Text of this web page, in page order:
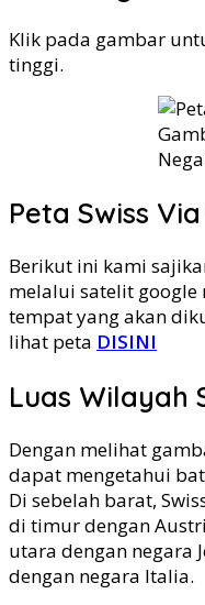
Klik pada gambar
tinggi.
Peta Swiss
Berikut ini kami
melalui satelit google
tempat yang akan
lihat peta DISINI
Luas Wilayah
Dengan melihat
dapat mengetahui
Di sebelah barat,
di timur dengan
utara dengan negara
dengan negara Italia.